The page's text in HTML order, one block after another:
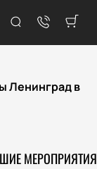
Ленинград в
МЕРОПРИЯТИЯ